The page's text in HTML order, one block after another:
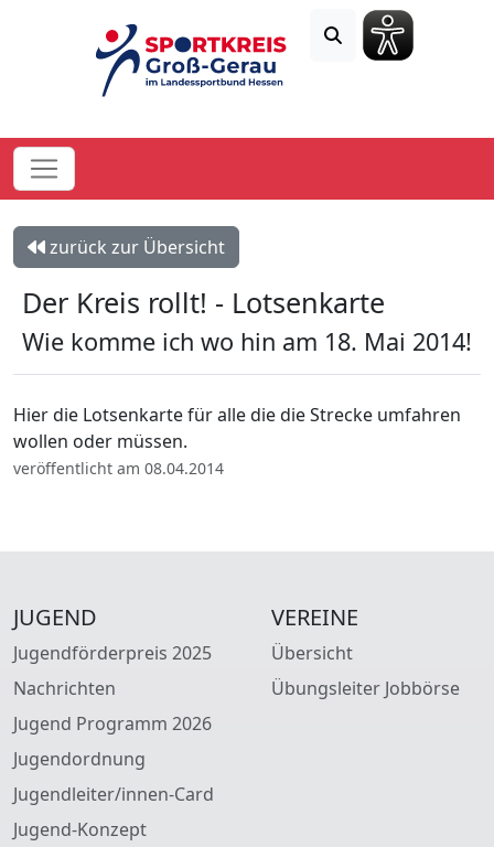
zurück zur Übersicht
Der Kreis rollt! - Lotsenkarte
Wie komme ich wo hin am 18. Mai 2014!
Hier die Lotsenkarte für alle die die Strecke umfahren
wollen oder müssen.
veröffentlicht am 08.04.2014
JUGEND
Jugendförderpreis 2025
Nachrichten
Jugend Programm 2026
Jugendordnung
Jugendleiter/innen-Card
Jugend-Konzept
VEREINE
Übersicht
Übungsleiter Jobbörse